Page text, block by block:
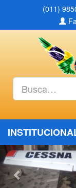
(011)
Previous